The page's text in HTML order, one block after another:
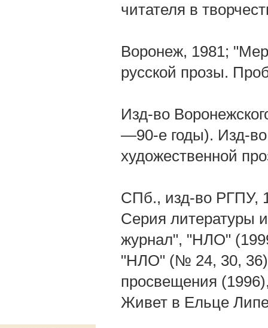
читателя в
Воронеж, 1981;
русской прозы.
Изд-во
—90-е годы). Изд-во
художественной
СПб., изд-во РГПУ,
Серия литературы
журнал", "НЛО"
"НЛО" (№ 24, 30,
просвещения
Живет в Ельце